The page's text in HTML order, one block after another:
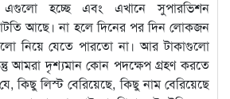
এগুলো হচ্ছে এবং এখানে সুপারভিশন
আছে। না হলে দিনের পর দিন লোকজন
নিয়ে যেতে পারতো না। আর টাকাগুলো
আমরা দৃশ্যমান কোন পদক্ষেপ গ্রহণ করতে
কিছু লিস্ট বেরিয়েছে, কিছু নাম বেরিয়েছে